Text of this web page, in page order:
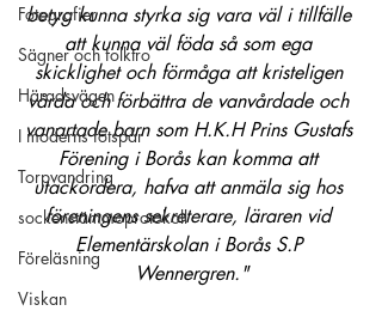
Fotografier
Sägner och folktro
Häradsvägen
I moderns fotspår
Torpvandring
sockenstämmoprotokoll
Föreläsning
Viskan
betyg kunna styrka sig vara väl i tillfälle
att kunna väl föda så som ega
skicklighet och förmåga att kristeligen
vårda och förbättra de vanvårdade och
vanartade barn som H.K.H Prins Gustafs
Förening i Borås kan komma att
utackordera, hafva att anmäla sig hos
föreningens sekreterare, läraren vid
Elementärskolan i Borås S.P
Wennergren."